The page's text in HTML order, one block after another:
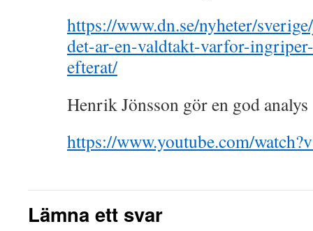
https://www.dn.se/nyheter/
det-ar-en-valdtakt-varfor-
efterat/
Henrik Jönsson gör en god analys
https://www.youtube.com/
Lämna ett svar